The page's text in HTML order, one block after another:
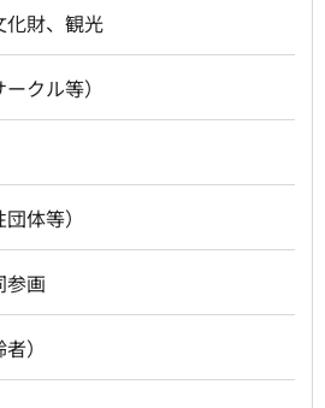
化財、観光
クル等）
体等）
参画
）